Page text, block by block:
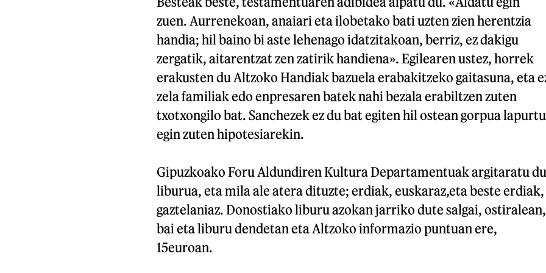
zuen. Aurrenekoan, anaiari eta ilobetako bati uzten zien herentzia
handia; hil baino bi aste lehenago idatzitakoan, berriz, ez dakigu
zergatik, aitarentzat zen zatirik handiena». Egilearen ustez, horrek
erakusten du Altzoko Handiak bazuela erabakitzeko gaitasuna, eta
zela familiak edo enpresaren batek nahi bezala erabiltzen zuten
txotxongilo bat. Sanchezek ez du bat egiten hil ostean gorpua lapurtu
egin zuten hipotesiarekin.
Gipuzkoako Foru Aldundiren Kultura Departamentuak argitaratu du
liburua, eta mila ale atera dituzte; erdiak, euskaraz,eta beste erdiak,
gaztelaniaz. Donostiako liburu azokan jarriko dute salgai, ostiralean,
bai eta liburu dendetan eta Altzoko informazio puntuan ere,
15euroan.